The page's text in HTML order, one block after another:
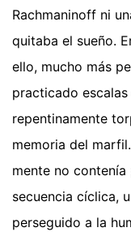
Rachmaninoff ni
quitaba el sueño.
ello, mucho más
practicado
repentinamente
memoria del
mente no
secuencia cíclica,
perseguido a la